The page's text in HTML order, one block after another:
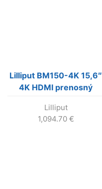
Lilliput BM150-4K 15,6″
4K HDMI prenosný
Lilliput
1,094.70 €